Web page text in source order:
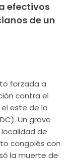
efectivos
de un
forzada a
contra el
este de la
Un grave
de
congolés con
la muerte de